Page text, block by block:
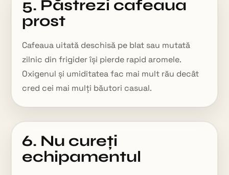
5. Păstrezi cafeaua
prost
Cafeaua uitată deschisă pe blat sau mutată
zilnic din frigider își pierde rapid aromele.
Oxigenul și umiditatea fac mai mult rău decât
cred cei mai mulți băutori casual.
6. Nu cureți
echipamentul